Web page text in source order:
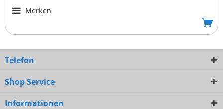
Merken
Telefon
Shop Service
Informationen